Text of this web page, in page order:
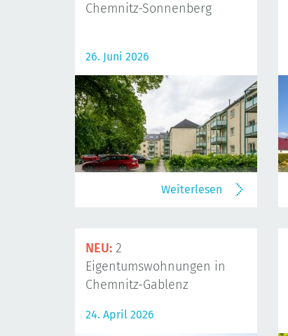
Chemnitz-Sonnenberg
26. Juni 2026
Weiterlesen
NEU: 2
Eigentumswohnungen in
Chemnitz-Gablenz
24. April 2026